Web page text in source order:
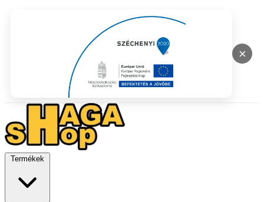
×
Termékek